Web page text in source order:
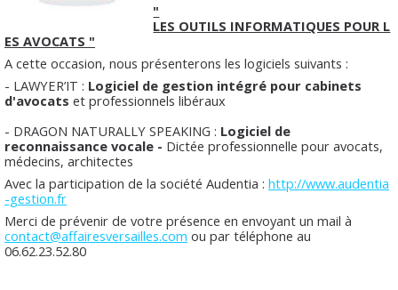
"
LES OUTILS INFORMATIQUES POUR L
ES AVOCATS "
A cette occasion, nous présenterons les logiciels suivants :
- LAWYER’IT : Logiciel de gestion intégré pour cabinets
d'avocats et professionnels libéraux
- DRAGON NATURALLY SPEAKING : Logiciel de
reconnaissance vocale - Dictée professionnelle pour avocats,
médecins, architectes
Avec la participation de la société Audentia : http://www.audentia
-gestion.fr
Merci de prévenir de votre présence en envoyant un mail à
contact@affairesversailles.com ou par téléphone au
06.62.23.52.80